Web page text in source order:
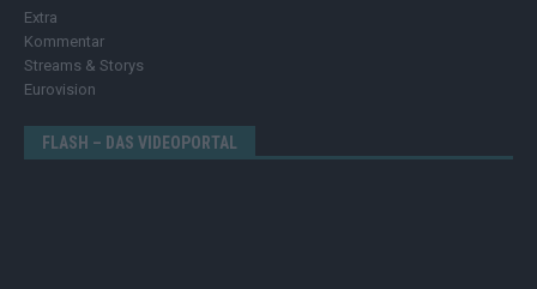
Extra
Kommentar
Streams & Storys
Eurovision
FLASH – DAS VIDEOPORTAL